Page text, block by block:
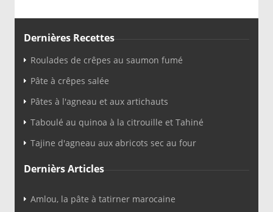
Dernières Recettes
Roulades de crêpes au saumon fumé
Pâte à crêpes salée
Pâtes à l'agneau et aux artichauts
Taboulé au quinoa à la citrouille et Tahiné
Tajine d'agneau aux abricots sec au four
Dernièrs Articles
Amlou, la pâte à tatirner marocaine